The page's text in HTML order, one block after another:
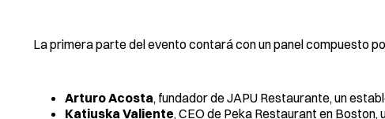
La primera parte del evento contará con un panel compuesto
Arturo Acosta, fundador de JAPU Restaurante, un
Katiuska Valiente, CEO de Peka Restaurant en